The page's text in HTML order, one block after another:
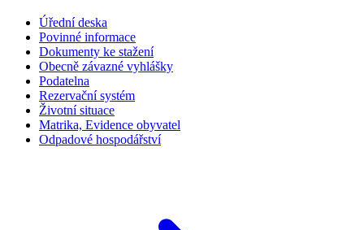
Úřední deska
Povinné informace
Dokumenty ke stažení
Obecně závazné vyhlášky
Podatelna
Rezervační systém
Životní situace
Matrika, Evidence obyvatel
Odpadové hospodářství